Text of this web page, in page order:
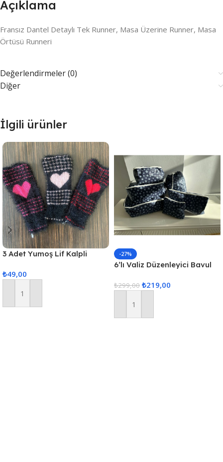
Açıklama
Fransız Dantel Detaylı Tek Runner, Masa Üzerine Runner, Masa
Örtüsü Runneri
Değerlendirmeler (0)
Diğer
İlgili ürünler
3 Adet Yumoş Lif Kalpli
₺49,00
Sepete Ekle
-27%
6’lı Valiz Düzenleyici Bavul
Hurcu
₺299,00 ₺219,00
Sepete Ekle